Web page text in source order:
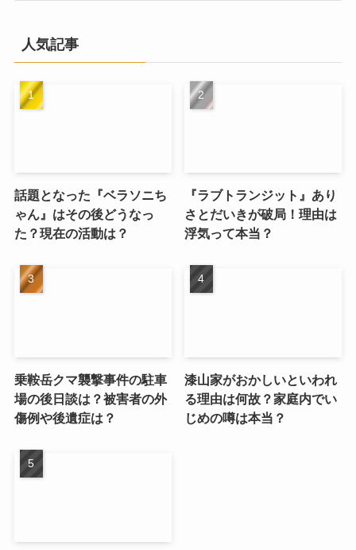
ブ
人気記事
話題となった『ベラソニち
ゃん』はその後どうなっ
た？現在の活動は？
『ラブトランジット』あり
さとだいきが破局！理由は
浮気って本当？
乗鞍岳クマ襲撃事件の駐車
場の後日談は？被害者の外
傷例や後遺症は？
漆山家がおかしいといわれ
る理由は何故？家庭内でい
じめの噂は本当？